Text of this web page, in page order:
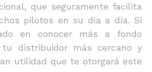
que seguramente facilita
pilotos en su día a día. Si
en conocer más a fondo
tu distribuidor más cercano y
utilidad que te otorgará este